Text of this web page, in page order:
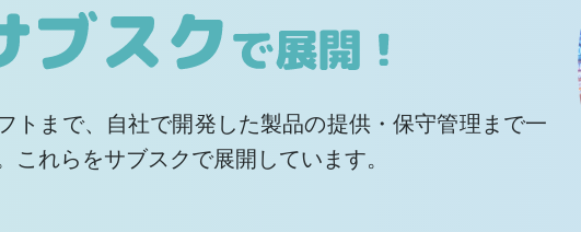
トまで、自社で開発した製品の提供・保守管理まで一
これらをサブスクで展開しています。